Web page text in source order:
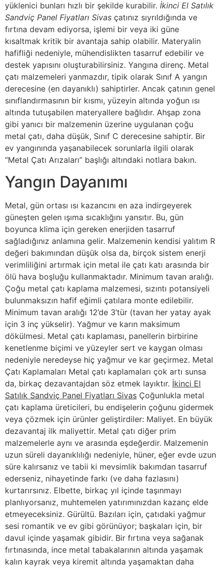
yüklenici bunları hızlı bir şekilde kurabilir. İkinci El Satılık
Sandviç Panel Fiyatları Sivas çatınız sıyrıldığında ve
fırtına devam ediyorsa, işlemi bir veya iki güne
kısaltmak kritik bir avantaja sahip olabilir. Materyalin
hafifliği nedeniyle, mühendislikten tasarruf edebilir ve
destek yapısını oluşturabilirsiniz. Yangına direnç. Metal
çatı malzemeleri yanmazdır, tipik olarak Sınıf A yangın
derecesine (en dayanıklı) sahiptirler. Ancak çatının genel
sınıflandırmasının bir kısmı, yüzeyin altında yoğun ısı
altında tutuşabilen materyallere bağlıdır. Ahşap zona
gibi yanıcı bir malzemenin üzerine uygulanan çoğu
metal çatı, daha düşük, Sınıf C derecesine sahiptir. Bir
ev yangınında yaşanabilecek sorunlarla ilgili olarak
“Metal Çatı Arızaları” başlığı altındaki notlara bakın.
Yangın Dayanımı
Metal, gün ortası ısı kazancını en aza indirgeyerek
güneşten gelen ışıma sıcaklığını yansıtır. Bu, gün
boyunca klima için gereken enerjiden tasarruf
sağladığınız anlamına gelir. Malzemenin kendisi yalıtım R
değeri bakımından düşük olsa da, birçok sistem enerji
verimliliğini artırmak için metal ile çatı katı arasında bir
ölü hava boşluğu kullanmaktadır. Minimum tavan aralığı.
Çoğu metal çatı kaplama malzemesi, sızıntı potansiyeli
bulunmaksızın hafif eğimli çatılara monte edilebilir.
Minimum tavan aralığı 12’de 3’tür (tavan her yatay ayak
için 3 inç yükselir). Yağmur ve karın maksimum
dökülmesi. Metal çatı kaplaması, panellerin birbirine
kenetlenme biçimi ve yüzeyler sert ve kaygan olması
nedeniyle neredeyse hiç yağmur ve kar geçirmez. Metal
Çatı Kaplamaları Metal çatı kaplamaları çok artı sunsa
da, birkaç dezavantajdan söz etmek layıktır. İkinci El
Satılık Sandviç Panel Fiyatları Sivas Çoğunlukla metal
çatı kaplama üreticileri, bu endişelerin çoğunu gidermek
veya çözmek için ürünler geliştirdiler: Maliyet. En büyük
dezavantaj ilk maliyettir. Metal çatı diğer prim
malzemelerle aynı ve arasında eşdeğerdir. Malzemenin
uzun süreli dayanıklılığı nedeniyle, hüner, eğer evde uzun
süre kalırsanız ve tabii ki mevsimlik bakımdan tasarruf
ederseniz, nihayetinde farkı (ve daha fazlasını)
kurtarırsınız. Elbette, birkaç yıl içinde taşınmayı
planlıyorsanız, muhtemelen yatırımınızdan kazanç elde
etmeyeceksiniz. Gürültü. Bazıları için, çatıdaki yağmur
sesi romantik ve ev gibi görünüyor; başkaları için, bir
davul içinde yaşamak gibidir. Bir fırtına veya sağanak
fırtınasında, ince metal tabakalarının altında yaşamak
kalın kayrak veya kiremit altında yaşamaktan daha